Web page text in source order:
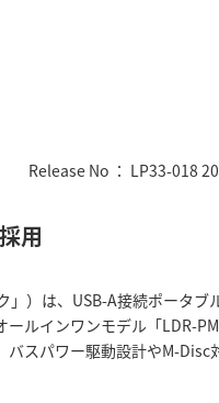
Release No ： LP33-018
用
）は、USB-A接続ポータブ
ルインワンモデル「LDR-
バスパワー駆動設計やM-Disc